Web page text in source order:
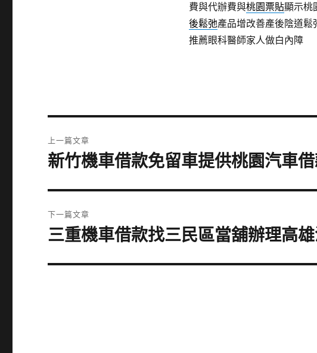
費與代辦費與桃園票貼顯示桃
後鬆弛產品增改善產後陰道鬆
推薦眼科醫師家人做白內障
章
上一篇文章
上
篇
文
章:
新竹機車借款免留車提供桃園汽車
下一篇文章
下
篇
三重機車借款找三民區當舖辦理高